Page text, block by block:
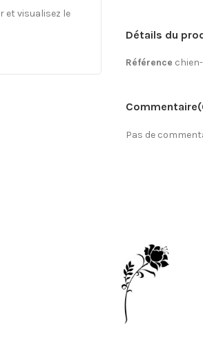
et visualisez le
Détails du
Référence
Commentaire
Pas de